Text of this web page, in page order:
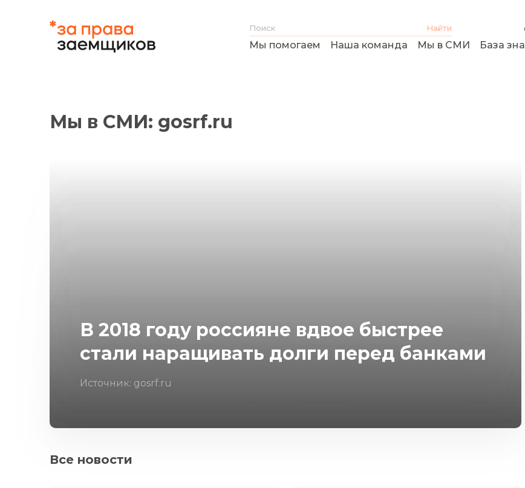
Мы помогаем Наша команда Мы в СМИ База
Мы в СМИ: gosrf.ru
В 2018 году россияне вдвое быстрее
стали наращивать долги перед банками
Источник: gosrf.ru
Все новости